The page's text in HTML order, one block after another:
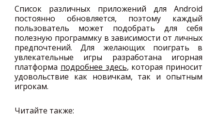
Список различных приложений для Android
постоянно обновляется, поэтому каждый
пользователь может подобрать для себя
полезную программку в зависимости от личных
предпочтений. Для желающих поиграть в
увлекательные игры разработана игорная
платформа подробнее здесь, которая приносит
удовольствие как новичкам, так и опытным
игрокам.
Читайте также: